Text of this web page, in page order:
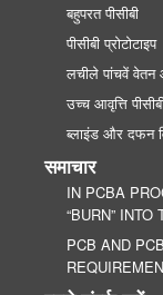
बहुपरत पीसीबी
पीसीबी प्रोटोटाइप
लचीले पांचवें वेतन
उच्च आवृत्ति
ब्लाइंड और दफन
समाचार
IN PCBA
“BURN” INTO
PCB AND